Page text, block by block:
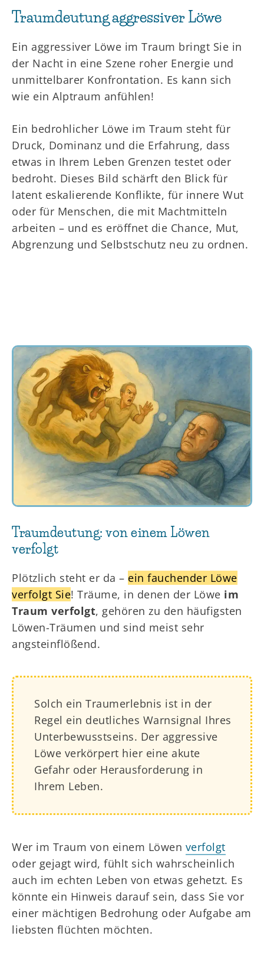
Traumdeutung aggressiver Löwe
Ein aggressiver Löwe im Traum bringt Sie in
der Nacht in eine Szene roher Energie und
unmittelbarer Konfrontation. Es kann sich
wie ein Alptraum anfühlen!
Ein bedrohlicher Löwe im Traum steht für
Druck, Dominanz und die Erfahrung, dass
etwas in Ihrem Leben Grenzen testet oder
bedroht. Dieses Bild schärft den Blick für
latent eskalierende Konflikte, für innere Wut
oder für Menschen, die mit Machtmitteln
arbeiten – und es eröffnet die Chance, Mut,
Abgrenzung und Selbstschutz neu zu ordnen.
Traumdeutung: von einem Löwen
verfolgt
Plötzlich steht er da – ein fauchender Löwe
verfolgt Sie! Träume, in denen der Löwe im
Traum verfolgt, gehören zu den häufigsten
Löwen-Träumen und sind meist sehr
angsteinflößend.
Solch ein Traumerlebnis ist in der
Regel ein deutliches Warnsignal Ihres
Unterbewusstseins. Der aggressive
Löwe verkörpert hier eine akute
Gefahr oder Herausforderung in
Ihrem Leben.
Wer im Traum von einem Löwen verfolgt
oder gejagt wird, fühlt sich wahrscheinlich
auch im echten Leben von etwas gehetzt. Es
könnte ein Hinweis darauf sein, dass Sie vor
einer mächtigen Bedrohung oder Aufgabe am
liebsten flüchten möchten.